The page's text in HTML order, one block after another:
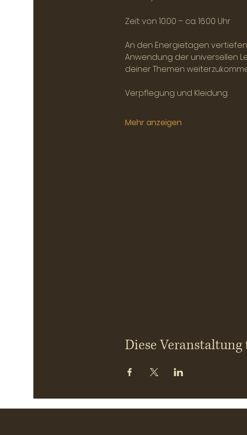
Zeit: von 10.00 – ca. 16.00 Uhr
An den Energietagen
Anwendung der universellen
deiner Themen
Verpflegung und Kleidung:
Mehr anzeigen
Diese Veranstaltung